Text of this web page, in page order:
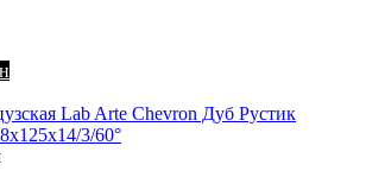
Lab Arte Chevron Дуб Рустик
3/60°